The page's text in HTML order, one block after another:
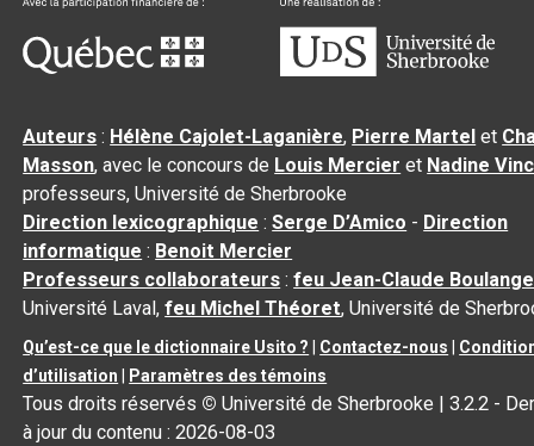
Auteurs : Hélène Cajolet-Laganière, Pierre Martel et
Masson, avec le concours de Louis Mercier et Nadine
professeurs, Université de Sherbrooke
Direction lexicographique :Serge D’Amico - Direction
informatique : Benoit Mercier
Professeurs collaborateurs :feu Jean-Claude
Université Laval,feu Michel Théoret, Université de
Qu’est-ce que le dictionnaire Usito ? Contactez-nous
d’utilisation
Paramètres des témoins
Tous droits réservés © Université de Sherbrooke |3.2.2 -
à jour du contenu :2026-08-03